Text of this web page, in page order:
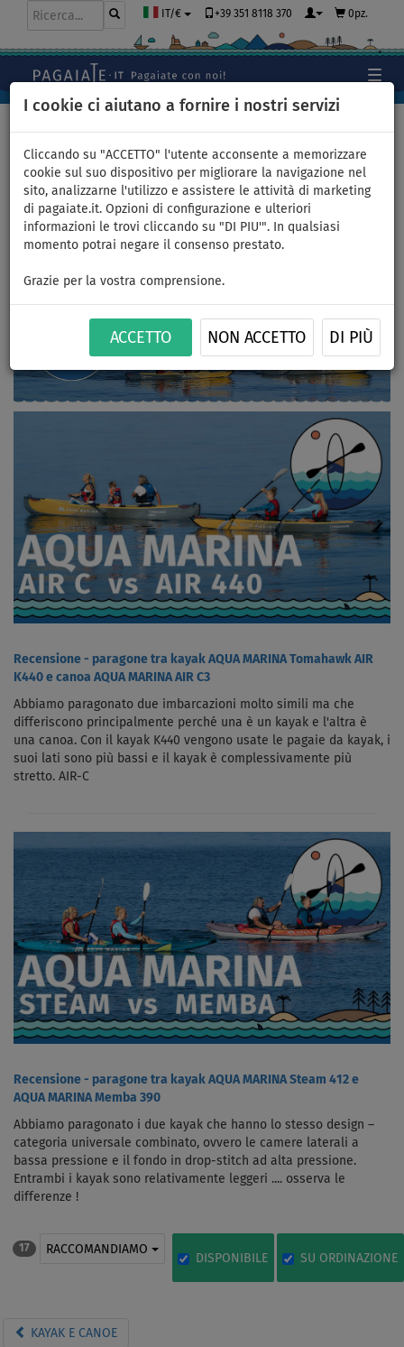
I cookie ci aiutano a fornire i nostri servizi
Cliccando su "ACCETTO" l'utente acconsente a memorizzare
cookie sul suo dispositivo per migliorare la navigazione nel
sito, analizzarne l'utilizzo e assistere le attività di marketing
di pagaiate.it. Opzioni di configurazione e ulteriori
informazioni le trovi cliccando su "DI PIU'". In qualsiasi
momento potrai negare il consenso prestato.
Grazie per la vostra comprensione.
ACCETTO NON ACCETTO DI PIÙ
IT/€ +39 351 8118 370 0pz.
Kayak e canoe gonfiabili
AQUA MARINA
Recensione - paragone tra kayak AQUA MARINA Tomahawk AIR
K440 e canoa AQUA MARINA AIR C3
Abbiamo paragonato due imbarcazioni molto simili ma che
differiscono principalmente perché una è un kayak e l'altra è
una canoa. Con il kayak K440 vengono usate le pagaie da kayak, i
suoi lati sono più bassi e il kayak è complessivamente più
stretto. AIR-C
Recensione - paragone tra kayak AQUA MARINA Steam 412 e
AQUA MARINA Memba 390
Abbiamo paragonato i due kayak che hanno lo stesso design –
categoria universale combinato, ovvero le camere laterali a
bassa pressione e il fondo in drop-stitch ad alta pressione.
Entrambi i kayak sono relativamente leggeri .... osserva le
differenze !
17 RACCOMANDIAMO
DISPONIBILE SU ORDINAZIONE
KAYAK E CANOE